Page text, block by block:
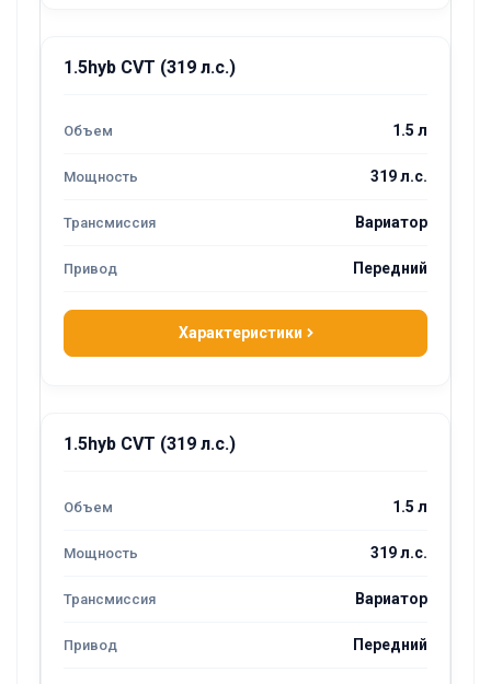
1.5hyb CVT (319 л.с.)
1.5 л
319 л.с.
Вариатор
Передний
Характеристики
1.5hyb CVT (319 л.с.)
1.5 л
319 л.с.
Вариатор
Передний